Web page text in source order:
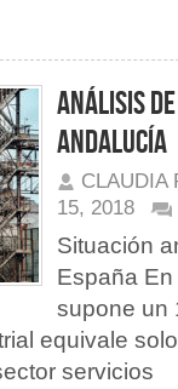
Análisis
Andalucía
CLAUDIA
15, 2018
Situación
España
supone un
equivale
servicios